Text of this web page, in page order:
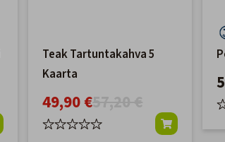
Teak Tartuntakahva 5
Kaarta
49,90 €